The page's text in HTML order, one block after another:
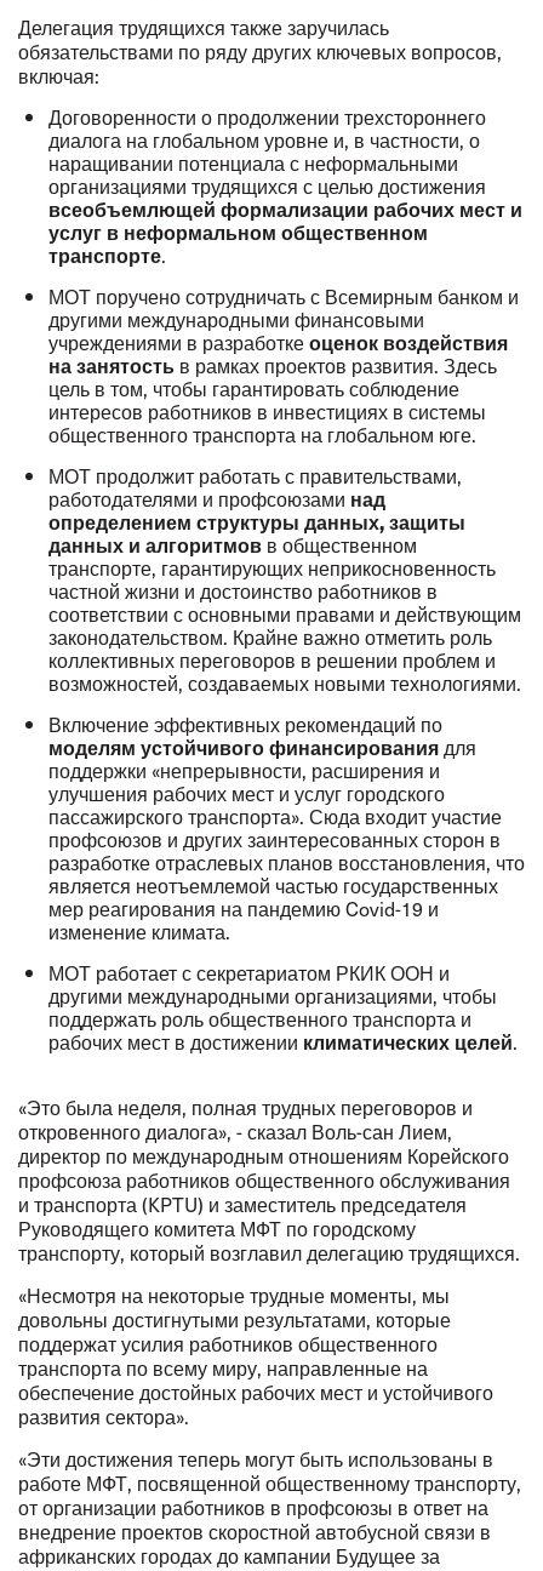
Делегация трудящихся также заручилась
обязательствами по ряду других ключевых вопросов,
включая:
Договоренности о продолжении трехстороннего
диалога на глобальном уровне и, в частности, о
наращивании потенциала с неформальными
организациями трудящихся с целью достижения
всеобъемлющей формализации рабочих мест и
услуг в неформальном общественном
транспорте.
МОТ поручено сотрудничать с Всемирным банком и
другими международными финансовыми
учреждениями в разработкеоценок воздействия
на занятость в рамках проектов развития. Здесь
цель в том, чтобы гарантировать соблюдение
интересов работников в инвестициях в системы
общественного транспорта на глобальном юге.
МОТ продолжит работать с правительствами,
работодателями и профсоюзами над
определением структуры данных, защиты
данных и алгоритмов в общественном
транспорте, гарантирующих неприкосновенность
частной жизни и достоинство работников в
соответствии с основными правами и действующим
законодательством. Крайне важно отметить роль
коллективных переговоров в решении проблем и
возможностей, создаваемых новыми технологиями.
Включение эффективных рекомендаций по
моделям устойчивого финансированиядля
поддержки «непрерывности, расширения и
улучшения рабочих мест и услуг городского
пассажирского транспорта». Сюда входит участие
профсоюзов и других заинтересованных сторон в
разработке отраслевых планов восстановления, что
является неотъемлемой частью государственных
мер реагирования на пандемию Covid-19 и
изменение климата.
МОТ работает с секретариатом РКИК ООН и
другими международными организациями, чтобы
поддержать роль общественного транспорта и
рабочих мест в достижении климатических целей.
«Это была неделя, полная трудных переговоров и
откровенного диалога», - сказал Воль-сан Лием,
директор по международным отношениям Корейского
профсоюза работников общественного обслуживания
и транспорта (KPTU) и заместитель председателя
Руководящего комитета МФТ по городскому
транспорту, который возглавил делегацию трудящихся.
«Несмотря на некоторые трудные моменты, мы
довольны достигнутыми результатами, которые
поддержат усилия работников общественного
транспорта по всему миру, направленные на
обеспечение достойных рабочих мест и устойчивого
развития сектора».
«Эти достижения теперь могут быть использованы в
работе МФТ, посвященной общественному транспорту,
от организации работников в профсоюзы в ответ на
внедрение проектов скоростной автобусной связи в
африканских городах до кампании Будущее за